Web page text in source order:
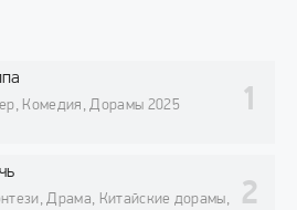
Комедия, Дорамы 2025
Драма, Китайские дорамы,